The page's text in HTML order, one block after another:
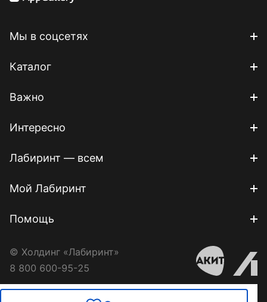
Мы в соцсетях
Каталог
Важно
Интересно
Лабиринт — всем
Мой Лабиринт
Помощь
© Холдинг «Лабиринт»
8 800 600-95-25